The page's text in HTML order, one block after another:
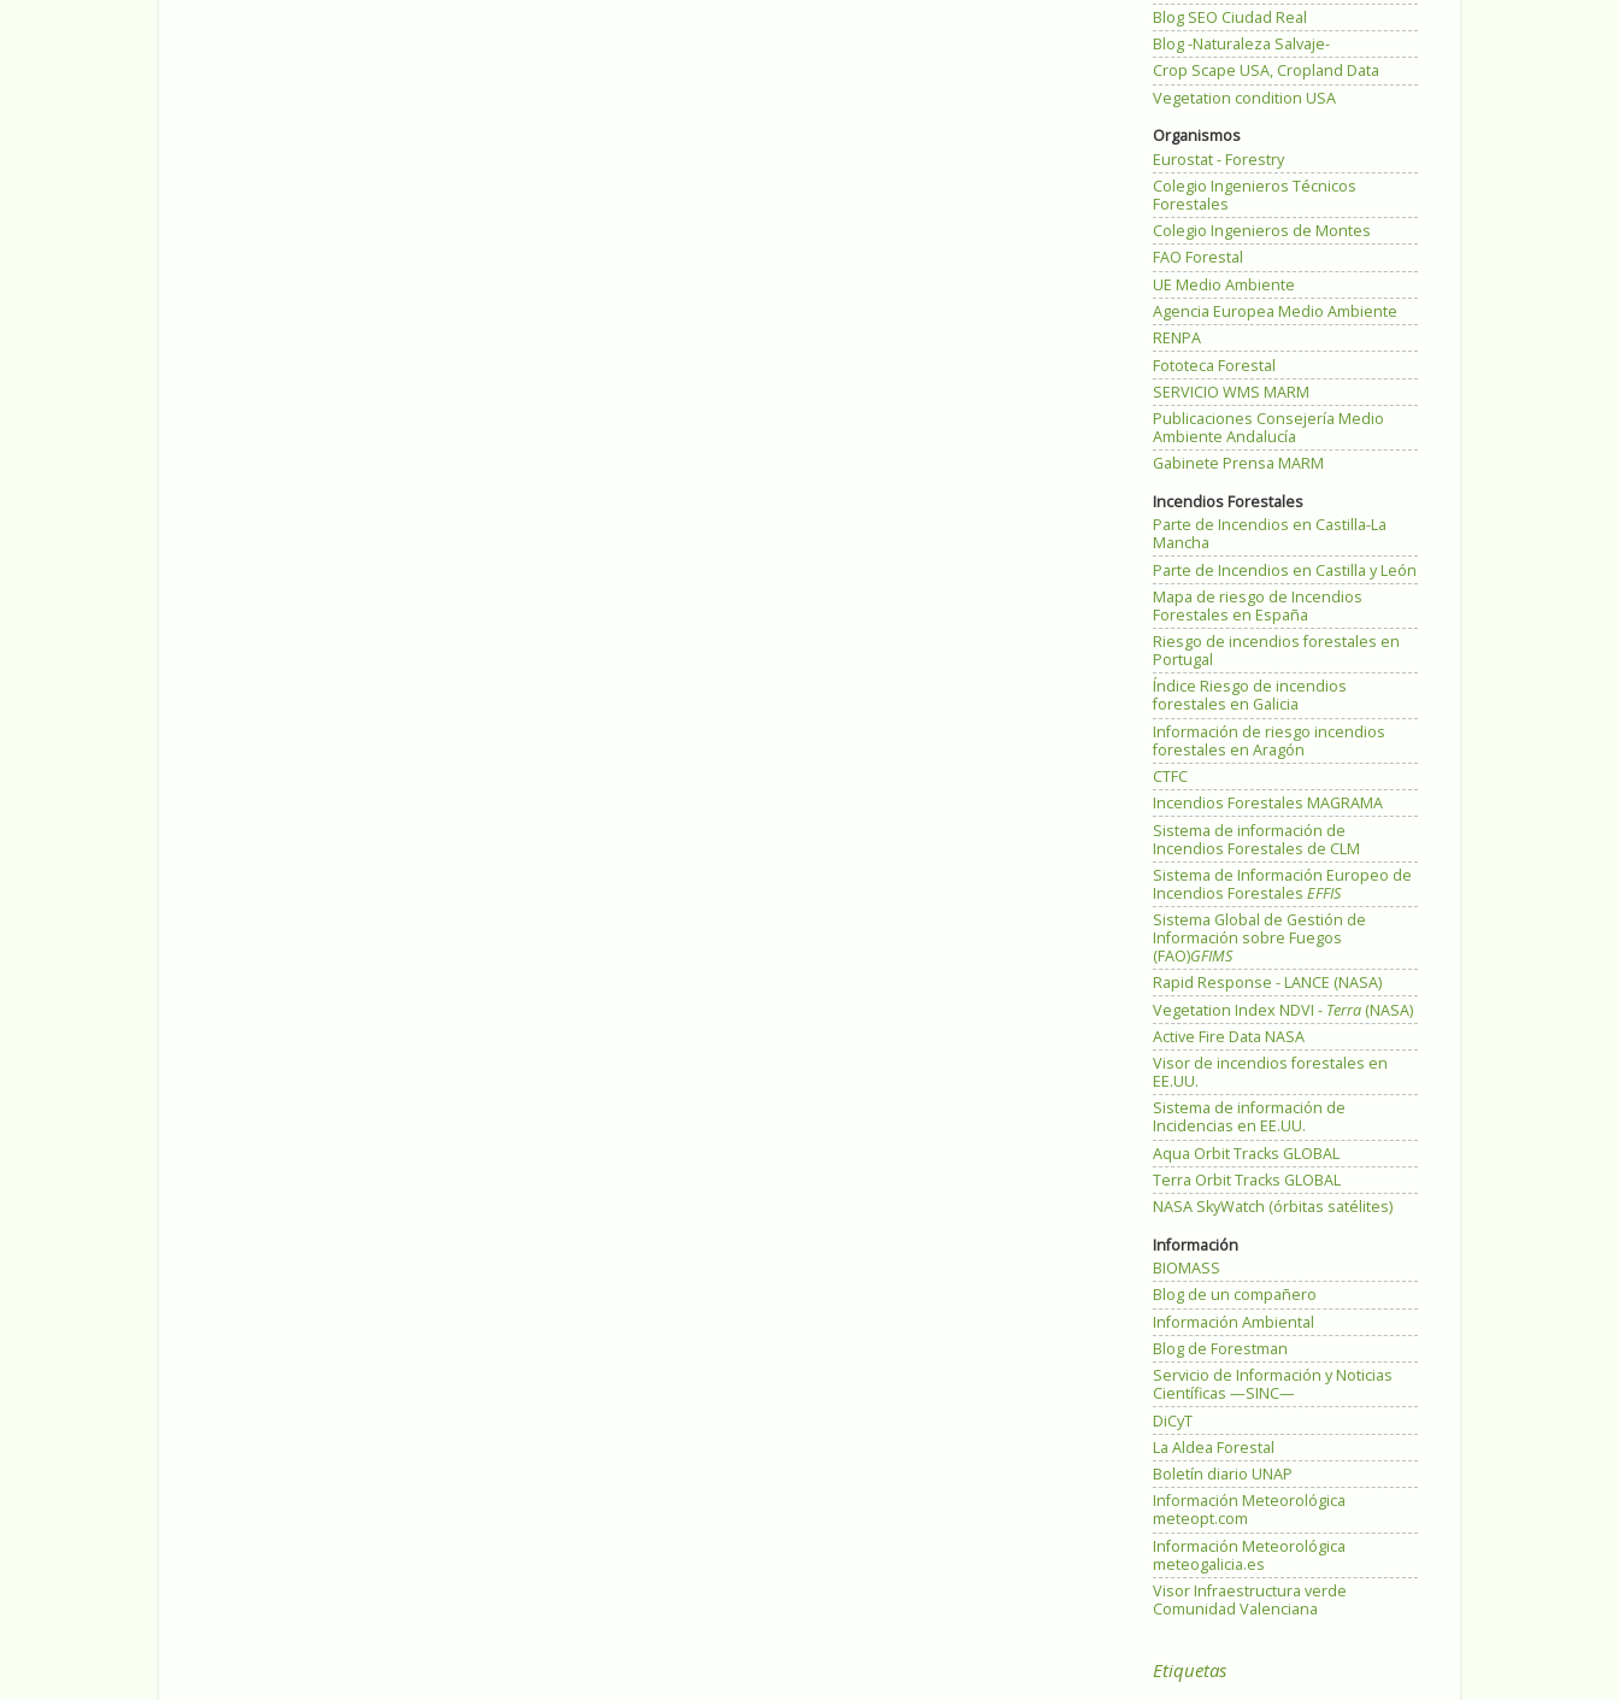
Blog SEO Ciudad Real
Blog -Naturaleza Salvaje-
Crop Scape USA, Cropland Data
Vegetation condition USA
Organismos
Eurostat - Forestry
Colegio Ingenieros Técnicos
Forestales
Colegio Ingenieros de Montes
FAO Forestal
UE Medio Ambiente
Agencia Europea Medio Ambiente
RENPA
Fototeca Forestal
SERVICIO WMS MARM
Publicaciones Consejería Medio
Ambiente Andalucía
Gabinete Prensa MARM
Incendios Forestales
Parte de Incendios en Castilla-La
Mancha
Parte de Incendios en Castilla y León
Mapa de riesgo de Incendios
Forestales en España
Riesgo de incendios forestales en
Portugal
Índice Riesgo de incendios
forestales en Galicia
Información de riesgo incendios
forestales en Aragón
CTFC
Incendios Forestales MAGRAMA
Sistema de información de
Incendios Forestales de CLM
Sistema de Información Europeo de
Incendios Forestales EFFIS
Sistema Global de Gestión de
Información sobre Fuegos
(FAO)GFIMS
Rapid Response - LANCE (NASA)
Vegetation Index NDVI - Terra (NASA)
Active Fire Data NASA
Visor de incendios forestales en
EE.UU.
Sistema de información de
Incidencias en EE.UU.
Aqua Orbit Tracks GLOBAL
Terra Orbit Tracks GLOBAL
NASA SkyWatch (órbitas satélites)
Información
BIOMASS
Blog de un compañero
Información Ambiental
Blog de Forestman
Servicio de Información y Noticias
Científicas —SINC—
DiCyT
La Aldea Forestal
Boletín diario UNAP
Información Meteorológica
meteopt.com
Información Meteorológica
meteogalicia.es
Visor Infraestructura verde
Comunidad Valenciana
Etiquetas